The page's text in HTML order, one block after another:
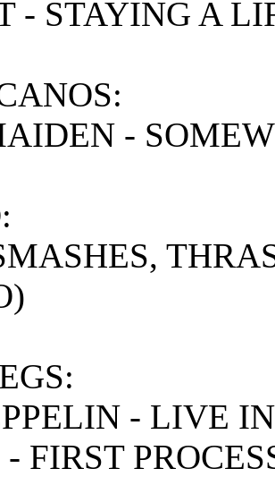
- STAYING A
-
- LIVE
FIRST